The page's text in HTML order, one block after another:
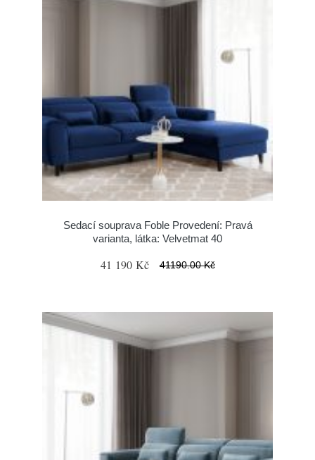
Sedací souprava Foble Provedení: Pravá
varianta, látka: Velvetmat 40
41 190 Kč 41190.00 Kč